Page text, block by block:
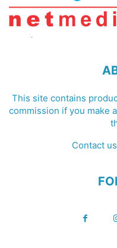
This site contains
commission if you make
Contact